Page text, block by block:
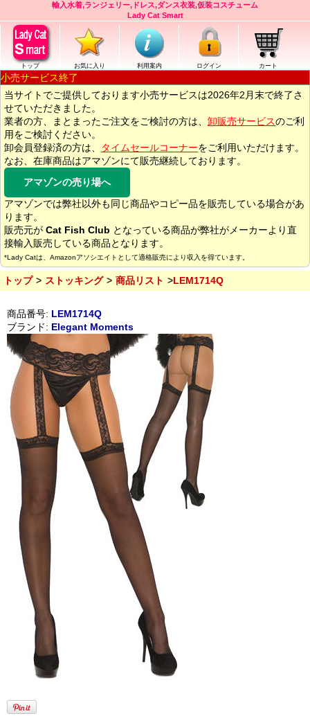
輸入水着,ランジェリー,ドレス,ダンス衣装,仮装コスチューム
Lady Cat Smart
トップ お気に入り 利用案内 ログイン カート
小売サービス終了
当サイトでご提供しております小売サービスは2026年2月末で終了さ
せていただきました。
業者の方、まとまったご注文をご検討の方は、 卸販売サービスのご利
用をご検討ください。
卸会員登録済の方は、
タイムセールコーナーをご利用いただけます。
なお、在庫商品はアマゾンにて販売継続しております。
アマゾンの売り場へ
アマゾンでは弊社以外も同じ商品やコピー品を販売している場合があ
ります。
販売元が Cat Fish Club となっている商品が弊社がメーカーより直
接輸入販売している商品となります。
*Lady Catは、Amazonアソシエイトとして適格販売により収入を得ています。
トップ ストッキング 商品リスト LEM1714Q
商品番号: LEM1714Q
ブランド: Elegant Moments